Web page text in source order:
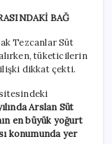
BAĞ
Tezcanlar Süt
tüketicilerin
ilişki dikkat çekti.
Arslan Süt
en büyük yoğurt
konumunda yer